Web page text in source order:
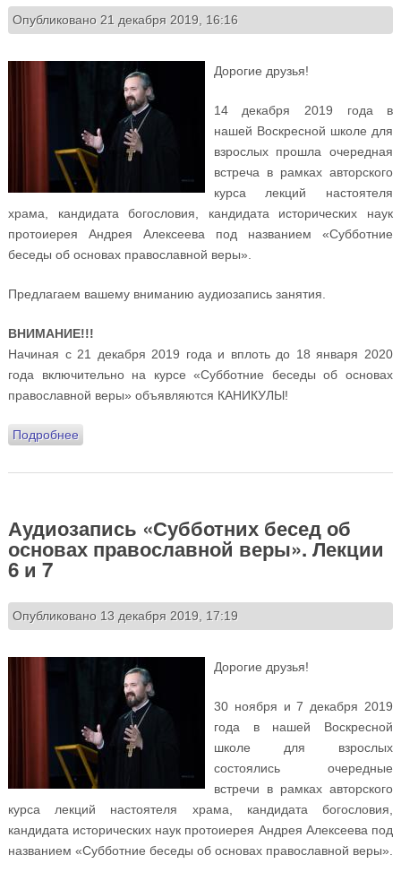
Опубликовано 21 декабря 2019, 16:16
Дорогие друзья!
14 декабря 2019 года в
нашей Воскресной школе для
взрослых прошла очередная
встреча в рамках авторского
курса лекций настоятеля
храма, кандидата богословия, кандидата исторических наук
протоиерея Андрея Алексеева под названием «Субботние
беседы об основах православной веры».
Предлагаем вашему вниманию аудиозапись занятия.
ВНИМАНИЕ!!!
Начиная с 21 декабря 2019 года и вплоть до 18 января 2020
года включительно на курсе «Субботние беседы об основах
православной веры» объявляются КАНИКУЛЫ!
Подробнеео Аудиозапись «Субботних бесед об основах
Аудиозапись «Субботних бесед об
основах православной веры». Лекции
6 и 7
Опубликовано 13 декабря 2019, 17:19
Дорогие друзья!
30 ноября и 7 декабря 2019
года в нашей Воскресной
школе для взрослых
состоялись очередные
встречи в рамках авторского
курса лекций настоятеля храма, кандидата богословия,
кандидата исторических наук протоиерея Андрея Алексеева под
названием «Субботние беседы об основах православной веры».